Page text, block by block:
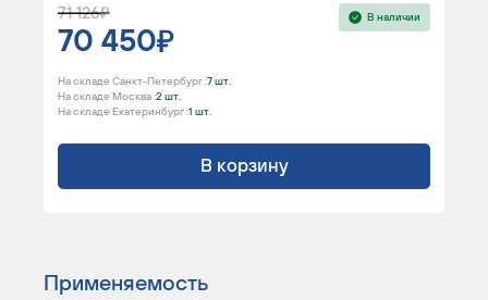
71 126
70 450
В наличии
На складе Санкт-Петербург :7 шт.
На складе Москва :2 шт.
На складе Екатеринбург :1 шт.
В корзину
Применяемость